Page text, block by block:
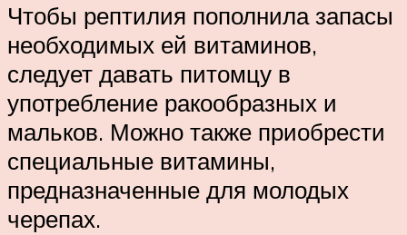
Чтобы рептилия пополнила запасы
необходимых ей витаминов,
следует давать питомцу в
употребление ракообразных и
мальков. Можно также приобрести
специальные витамины,
предназначенные для молодых
черепах.